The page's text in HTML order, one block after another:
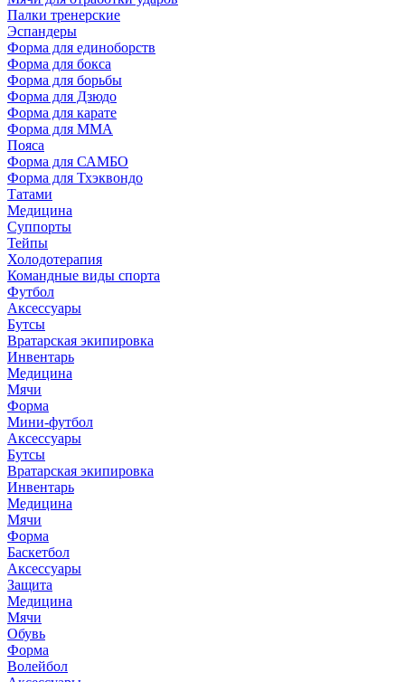
Палки тренерские
Эспандеры
Форма для единоборств
Форма для бокса
Форма для борьбы
Форма для Дзюдо
Форма для карате
Форма для MMA
Пояса
Форма для САМБО
Форма для Тхэквондо
Татами
Медицина
Суппорты
Тейпы
Холодотерапия
Командные виды спорта
Футбол
Аксессуары
Бутсы
Вратарская экипировка
Инвентарь
Медицина
Мячи
Форма
Мини-футбол
Аксессуары
Бутсы
Вратарская экипировка
Инвентарь
Медицина
Мячи
Форма
Баскетбол
Аксессуары
Защита
Медицина
Мячи
Обувь
Форма
Волейбол